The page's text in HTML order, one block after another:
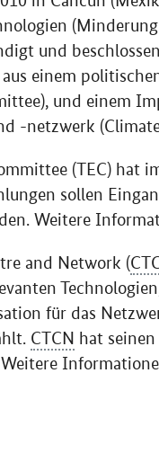
und
einem
), und einem
-netzwerk (
(TEC) hat
sollen
Weitere
and Network (
für das
CTCN hat